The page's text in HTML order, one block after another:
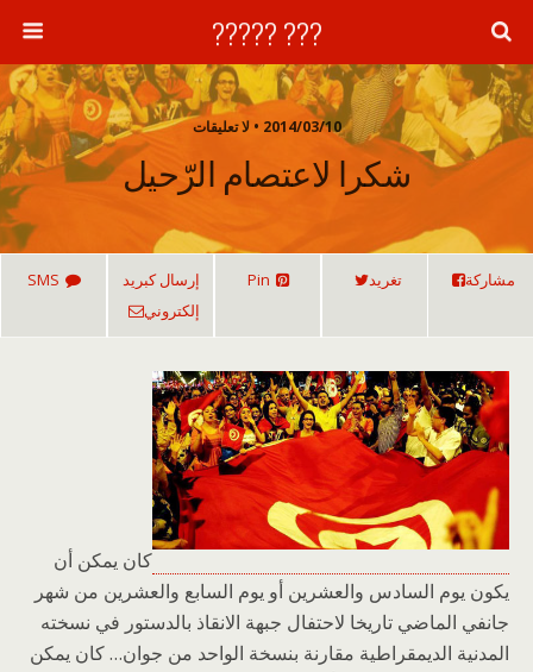
??? ?????
2014/03/10 • لا تعليقات
شكرا لاعتصام الرّحيل
مشاركة تغريد Pin
إرسال كبريد
إلكتروني
SMS
كان يمكن أن
يكون يوم السادس والعشرين أو يوم السابع والعشرين من شهر
جانفي الماضي تاريخا لاحتفال جبهة الانقاذ بالدستور في نسخته
المدنية الديمقراطية مقارنة بنسخة الواحد من جوان… كان يمكن